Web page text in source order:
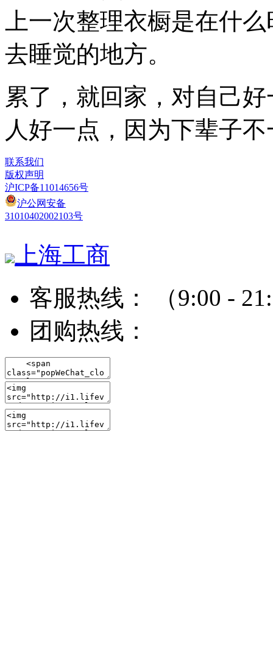
上一次整理衣橱是在什
去睡觉的地方。
累了，就回家，对自己
人好一点，因为下辈子
联系我们
版权声明
沪ICP备11014656号
沪公网安备
31010402002103号
上海工商
客服热线：
（9:00 -
团购热线：